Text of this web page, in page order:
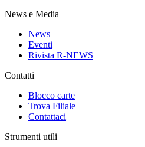
News e Media
News
Eventi
Rivista R-NEWS
Contatti
Blocco carte
Trova Filiale
Contattaci
Strumenti utili